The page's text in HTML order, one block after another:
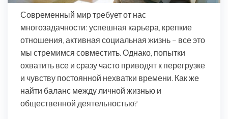
Современный мир требует от нас
многозадачности: успешная карьера, крепкие
отношения, активная социальная жизнь – все это
мы стремимся совместить. Однако, попытки
охватить все и сразу часто приводят к перегрузке
и чувству постоянной нехватки времени. Как же
найти баланс между личной жизнью и
общественной деятельностью?